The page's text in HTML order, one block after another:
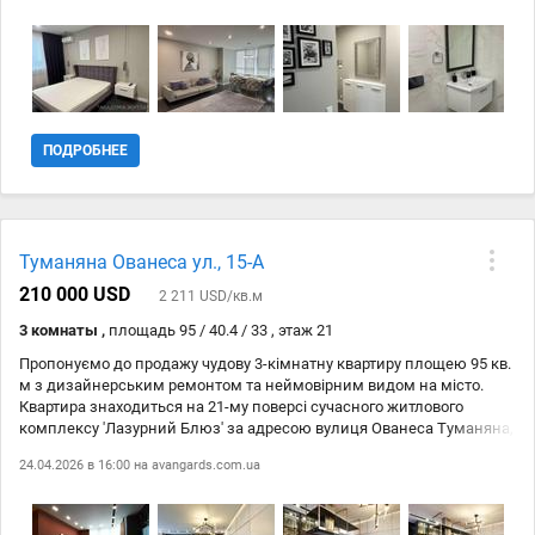
Wi-Fi. У під'їзді є консьєрж та домофон. Це ідеальний варіант для
тих, хто цінує комфорт і зручне розташування в спальному районі
Києва. Чекаємо на Ваш дзвінок!
ПОДРОБНЕЕ
Туманяна Ованеса ул., 15-А
210 000 USD
2 211 USD/кв.м
3 комнаты , площадь 95 / 40.4 / 33 , этаж 21
Пропонуємо до продажу чудову 3-кімнатну квартиру площею 95 кв.
м з дизайнерським ремонтом та неймовірним видом на місто.
Квартира знаходиться на 21-му поверсі сучасного житлового
комплексу 'Лазурний Блюз' за адресою вулиця Ованеса Туманяна,
— тепла, води та двотарифним електролічильником. Встановлений
Вся квартира має вишуканий дизайнерський ремонт, виконаний з
24.04.2026 в 16:00 на avangards.com.ua